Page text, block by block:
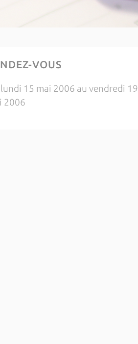
VOUS
15 mai 2006 au vendredi 19
2006